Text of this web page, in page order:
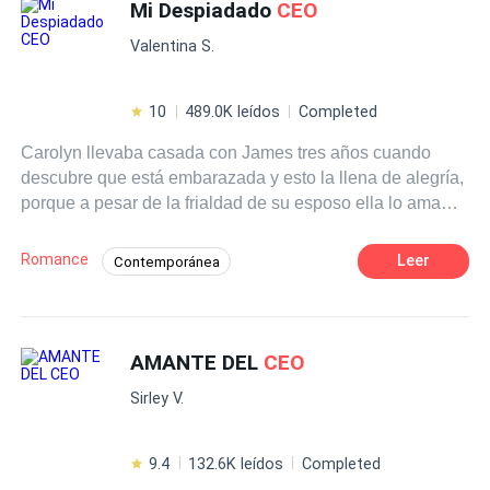
Misterio Desafío a las Expectativas
Mi Despiadado CEO
Valentina S.
10 489.0K leídos Completed
Carolyn llevaba casada con James tres años cuando
descubre que está embarazada y esto la llena de alegría,
porque a pesar de la frialdad de su esposo ella lo ama
embarazo descubre que el se está acostando con su
mejor amiga y la llama patética. Ella sin poder creer lo
de esto real, pero termina dándose cuenta de que si lo es
y se entera que James es el causante de la muerte de su
padre y la ruina de su empresa. Sin poderlo soportar más
en lugar de una disculpa o explicación de su parte este la
Romance Contemporánea
Traición Matrimonio por Contrato
Heredero / Heredera
Leer
AMANTE DEL CEO
Sirley V.
9.4 132.6K leídos Completed